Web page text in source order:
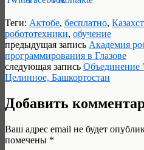
Теги: Актобе, бесплатно,
робототехники, обучение
предыдущая запись Академия
программирования в Глазове
следующая запись Объединение
Целинное, Башкортостан
Добавить
Ваш адрес email не будет
помечены *